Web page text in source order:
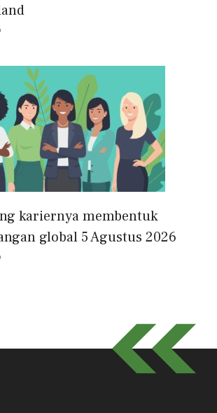
kariernya membentuk
global 5 Agustus 2026